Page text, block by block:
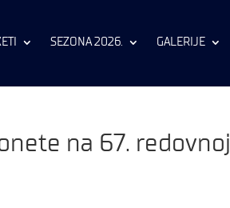
SEZONA 2026. GALERIJE
na 67. redovnoj